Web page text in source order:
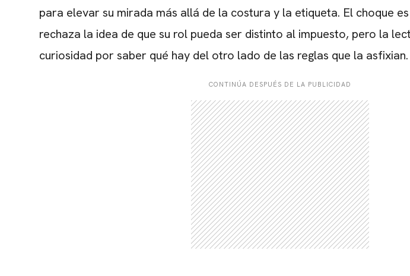
para elevar su mirada más allá de la costura y la etiqueta. El choque
rechaza la idea de que su rol pueda ser distinto al impuesto, pero la
curiosidad por saber qué hay del otro lado de las reglas que la asfixian.
CONTINÚA DESPUÉS DE LA PUBLICIDAD